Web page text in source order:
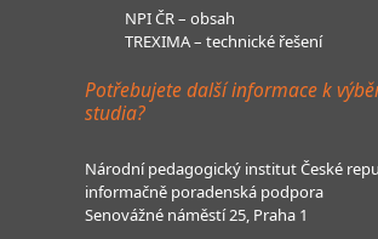
NPI ČR – obsah
TREXIMA – technické řešení
Potřebujete další informace k
studia?
Národní pedagogický institut České
informačně poradenská podpora
Senovážné náměstí 25, Praha 1